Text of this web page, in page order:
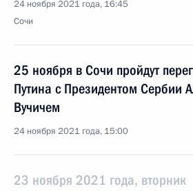
24 ноября 2021 года, 16:45
Сочи
25 ноября в Сочи пройдут
Путина с Президентом Сербии
Вучичем
24 ноября 2021 года, 15:00
23 ноября 2021 года, вторник